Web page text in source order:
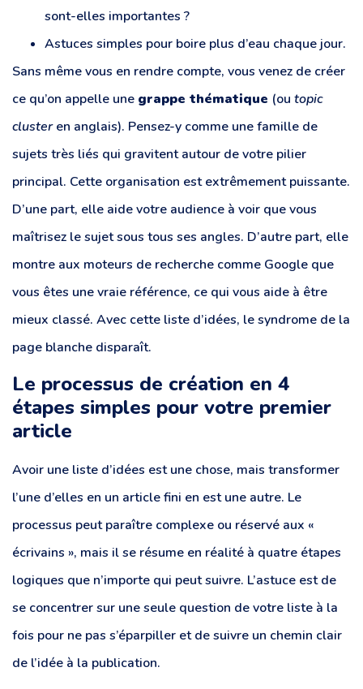
sont-elles importantes ?
Astuces simples pour boire plus d’eau chaque jour.
Sans même vous en rendre compte, vous venez de créer
ce qu’on appelle une grappe thématique (ou topic
clusteren anglais). Pensez-y comme une famille de
sujets très liés qui gravitent autour de votre pilier
principal. Cette organisation est extrêmement puissante.
D’une part, elle aide votre audience à voir que vous
maîtrisez le sujet sous tous ses angles. D’autre part, elle
montre aux moteurs de recherche comme Google que
vous êtes une vraie référence, ce qui vous aide à être
mieux classé. Avec cette liste d’idées, le syndrome de la
page blanche disparaît.
Le processus de création en 4
étapes simples pour votre premier
article
Avoir une liste d’idées est une chose, mais transformer
l’une d’elles en un article fini en est une autre. Le
processus peut paraître complexe ou réservé aux «
écrivains », mais il se résume en réalité à quatre étapes
logiques que n’importe qui peut suivre. L’astuce est de
se concentrer sur une seule question de votre liste à la
fois pour ne pas s’éparpiller et de suivre un chemin clair
de l’idée à la publication.